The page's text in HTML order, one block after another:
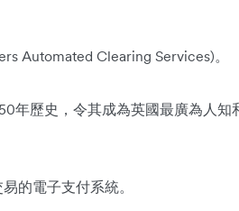
Automated Clearing Services)。
年歷史，令其成為英國最廣為人知
的電子支付系統。